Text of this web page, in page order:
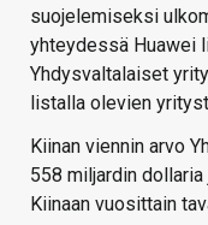
suojelemiseksi
yhteydessä Huawei
Yhdysvaltalaiset
listalla olevien
Kiinan viennin arvo
558 miljardin
Kiinaan vuosittain